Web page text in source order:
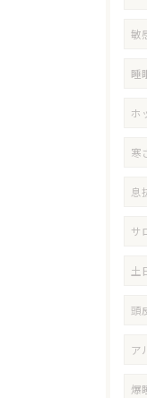
敏
睡
ホ
寒
息
サ
土
頭
ア
爆